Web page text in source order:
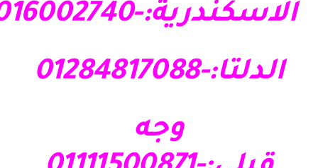
الاسكندرية:-01016002740
الدلتا:-01284817088
وجه